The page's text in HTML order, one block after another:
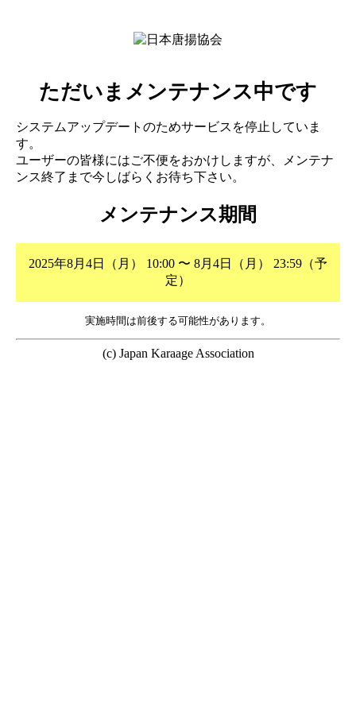
ただいまメンテナンス中です
システムアップデートのためサービスを停止していま
す。
ユーザーの皆様にはご不便をおかけしますが、メンテナ
ンス終了まで今しばらくお待ち下さい。
メンテナンス期間
2025年8月4日（月） 10:00 〜 8月4日（月） 23:59（予
定）
実施時間は前後する可能性があります。
(c) Japan Karaage Association